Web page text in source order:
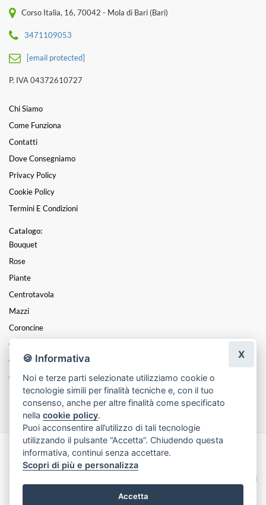
Corso Italia, 16, 70042 - Mola di Bari (Bari)
3471109053
[email protected]
P. IVA 04372610727
Chi Siamo
Come Funziona
Contatti
Dove Consegniamo
Privacy Policy
Cookie Policy
Termini E Condizioni
Catalogo:
Bouquet
Rose
Piante
Centrotavola
Mazzi
Coroncine
Composizioni
Cesti
Cuori
Funebre
Made with byInfoser.it- Realizzazione Siti ecommerce per Fioristi
2026
Termini e Condizioni
🍪 Informativa
Noi e terze parti selezionate utilizziamo cookie o
tecnologie simili per finalità tecniche e, con il tuo
consenso, anche per altre finalità come specificato
nellacookie policy.
Puoi acconsentire all’utilizzo di tali tecnologie
utilizzando il pulsante “Accetta”. Chiudendo questa
informativa, continui senza accettare.
Scopri di più e personalizza
Accetta
X